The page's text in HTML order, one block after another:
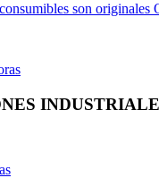
son originales